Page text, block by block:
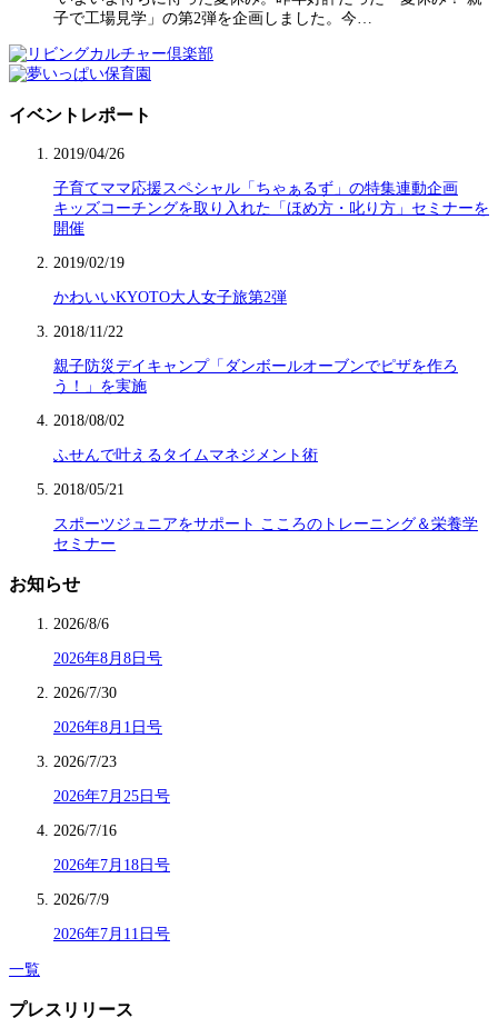
子で工場見学」の第2弾を企画しました。今…
イベントレポート
2019/04/26
子育てママ応援スペシャル「ちゃぁるず」の特集連動企画
キッズコーチングを取り入れた「ほめ方・叱り方」セミナーを
開催
2019/02/19
かわいいKYOTO大人女子旅第2弾
2018/11/22
親子防災デイキャンプ「ダンボールオーブンでピザを作ろ
う！」を実施
2018/08/02
ふせんで叶えるタイムマネジメント術
2018/05/21
スポーツジュニアをサポート こころのトレーニング＆栄養学
セミナー
お知らせ
2026/8/6
2026年8月8日号
2026/7/30
2026年8月1日号
2026/7/23
2026年7月25日号
2026/7/16
2026年7月18日号
2026/7/9
2026年7月11日号
一覧
プレスリリース